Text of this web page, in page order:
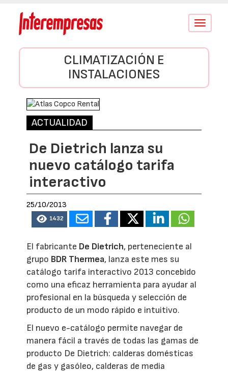
Conmutar
CLIMATIZACIÓN E
INSTALACIONES
ACTUALIDAD
De Dietrich lanza su
nuevo catálogo tarifa
interactivo
25/10/2013
1432
El fabricante De Dietrich, perteneciente al
grupo BDR Thermea, lanza este mes su
catálogo tarifa interactivo 2013 concebido
como una eficaz herramienta para ayudar al
profesional en la búsqueda y selección de
producto de un modo rápido e intuitivo.
El nuevo e-catálogo permite navegar de
manera fácil a través de todas las gamas de
producto De Dietrich: calderas domésticas
de gas y gasóleo, calderas de media